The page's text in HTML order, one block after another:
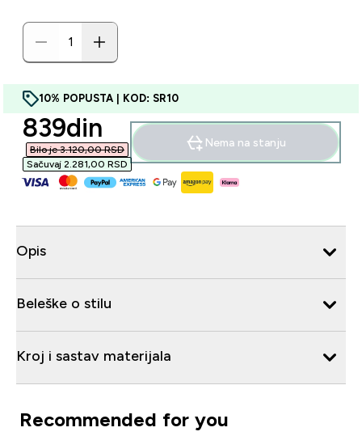
10% POPUSTA | KOD: SR10
discounted price
839din‎
Bilo je 3.120,00 RSD‎
Sačuvaj 2.281,00 RSD‎
Nema na stanju
Opis
Beleške o stilu
Kroj i sastav materijala
Recommended for you